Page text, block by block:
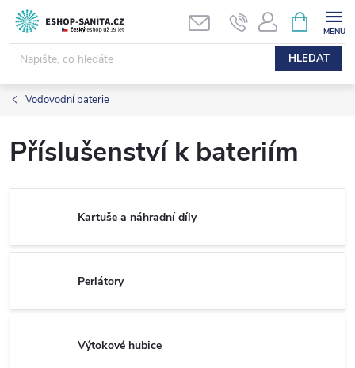
Přejít
obsah
HLEDAT
NÁKUPNÍ
KOŠÍK
Vodovodní baterie
Příslušenství k bateriím
Kartuše a náhradní díly
Perlátory
Výtokové hubice